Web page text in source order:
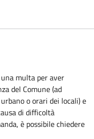
multa per aver
del Comune (ad
o orari dei locali) e
di difficoltà
è possibile chiedere